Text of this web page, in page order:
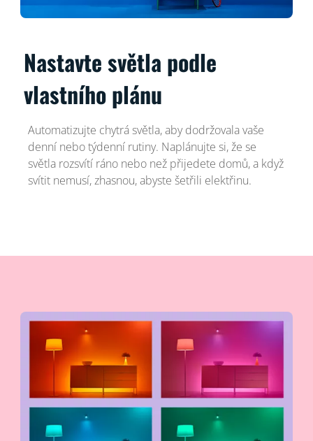
Nastavte světla podle
vlastního plánu
Automatizujte chytrá světla, aby dodržovala vaše
denní nebo týdenní rutiny. Naplánujte si, že se
světla rozsvítí ráno nebo než přijedete domů, a když
svítit nemusí, zhasnou, abyste šetřili elektřinu.